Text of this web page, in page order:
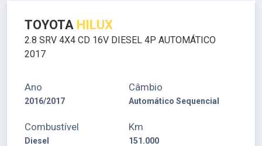
TOYOTA HILUX
2.8 SRV 4X4 CD 16V DIESEL 4P AUTOMÁTICO
2017
Ano
2016/2017
Câmbio
Automático Sequencial
Combustível
Diesel
Km
151.000